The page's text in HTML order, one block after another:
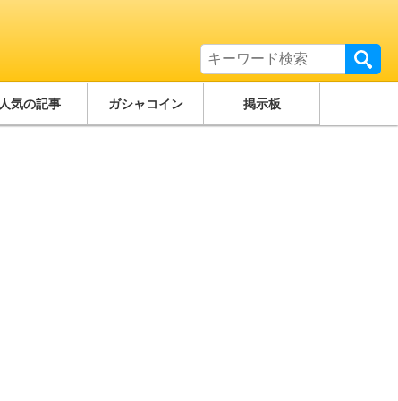
人気の記事 ガシャコイン 掲示板